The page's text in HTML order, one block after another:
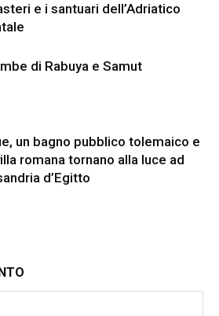
e i santuari dell’Adriatico
di Rabuya e Samut
un bagno pubblico tolemaico e
romana tornano alla luce ad
d’Egitto